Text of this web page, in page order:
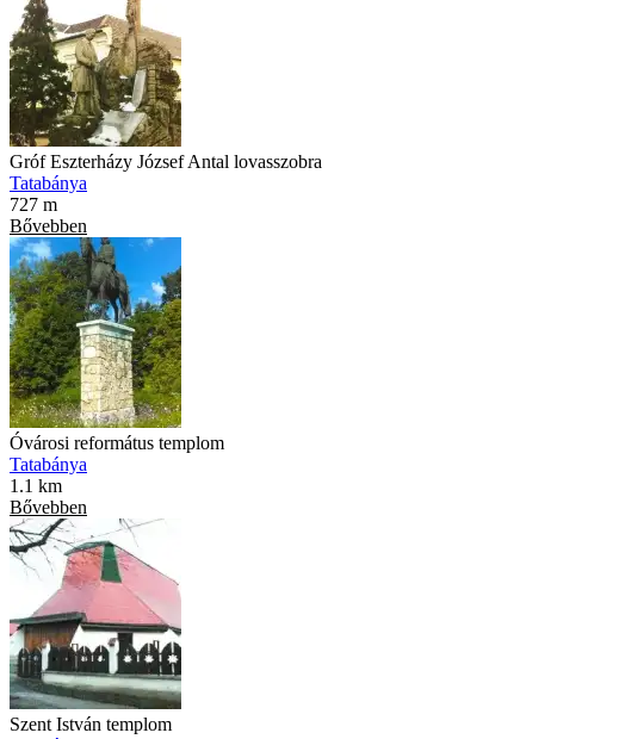
Gróf Eszterházy József Antal lovasszobra
Tatabánya
727 m
Bővebben
Óvárosi református templom
Tatabánya
1.1 km
Bővebben
Szent István templom